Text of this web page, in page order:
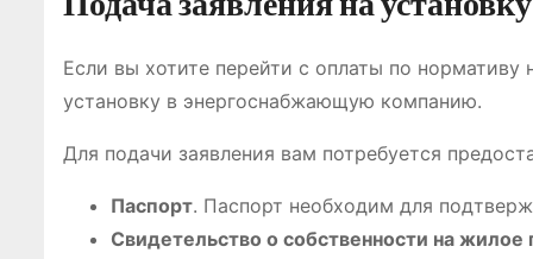
Если вы хотите перейти с оплаты по нормативу
установку в энергоснабжающую компанию.
Для подачи заявления вам потребуется
Паспорт. Паспорт необходим для
Свидетельство о собственности на